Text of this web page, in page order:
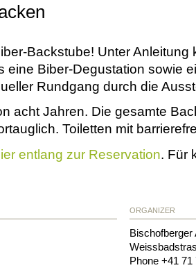
Backstube! Unter
eine Biber-Degustation sowie
Rundgang durch die
acht Jahren. Die gesamte
Toiletten mit
entlang zur Reservation. Für
ORGANIZER
Bischofberger
Phone +41 71